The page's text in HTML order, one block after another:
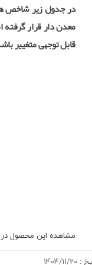
در جدول زیر شاخص
معدن دار قرار
قابل توجهی متغییر
مشاهده این محصول در
:
1404/11/20